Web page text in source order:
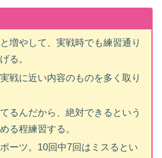
増やして、実戦時でも練習通り
る。
戦に近い内容のものを多く取り
るんだから、絶対できるという
る程練習する。
ーツ。10回中7回はミスるとい